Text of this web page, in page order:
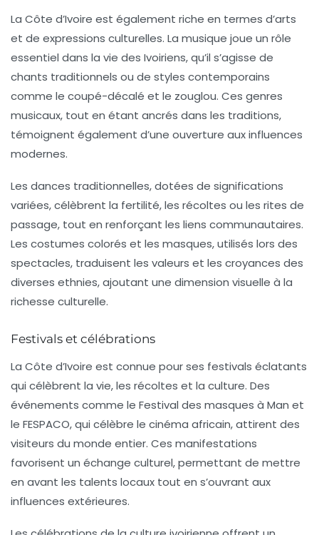
La Côte d’Ivoire est également riche en termes d’arts
et de expressions culturelles. La musique joue un rôle
essentiel dans la vie des Ivoiriens, qu’il s’agisse de
chants traditionnels ou de styles contemporains
comme le coupé-décalé et le zouglou. Ces genres
musicaux, tout en étant ancrés dans les traditions,
témoignent également d’une ouverture aux influences
modernes.
Les dances traditionnelles, dotées de significations
variées, célèbrent la fertilité, les récoltes ou les rites de
passage, tout en renforçant les liens communautaires.
Les costumes colorés et les masques, utilisés lors des
spectacles, traduisent les valeurs et les croyances des
diverses ethnies, ajoutant une dimension visuelle à la
richesse culturelle.
Festivals et célébrations
La Côte d’Ivoire est connue pour ses festivals éclatants
qui célèbrent la vie, les récoltes et la culture. Des
événements comme le Festival des masques à Man et
le FESPACO, qui célèbre le cinéma africain, attirent des
visiteurs du monde entier. Ces manifestations
favorisent un échange culturel, permettant de mettre
en avant les talents locaux tout en s’ouvrant aux
influences extérieures.